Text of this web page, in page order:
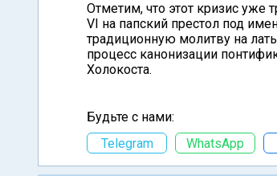
Отметим, что этот кризис уже
VI на папский престол под
традиционную молитву на
процесс канонизации
Холокоста.
Будьте с нами:
Telegram
WhatsApp